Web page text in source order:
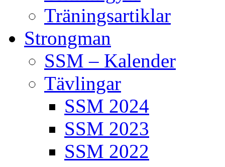
Träningsartiklar
Strongman
SSM – Kalender
Tävlingar
SSM 2024
SSM 2023
SSM 2022